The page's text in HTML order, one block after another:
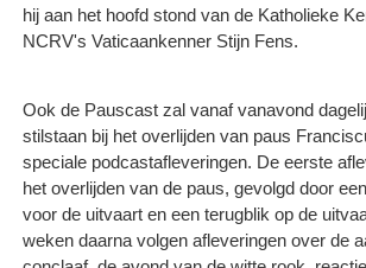
hij aan het hoofd stond van de Katholieke
NCRV's Vaticaankenner Stijn Fens.
Ook de Pauscast zal vanaf vanavond
stilstaan bij het overlijden van paus
speciale podcastafleveringen. De eerste
het overlijden van de paus, gevolgd door
voor de uitvaart en een terugblik op de
weken daarna volgen afleveringen over de